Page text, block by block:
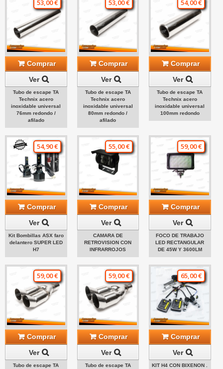
53,00 €
Comprar
Ver
Tubo de escape TA
Technix acero
inoxidable universal
76mm redondo /
afilado
53,00 €
Comprar
Ver
Tubo de escape TA
Technix acero
inoxidable universal
80mm redondo /
afilado
54,00 €
Comprar
Ver
Tubo de escape TA
Technix acero
inoxidable universal
100mm redondo
54,90 €
Comprar
Ver
Kit Bombillas ASX faro
delantero SUPER LED
H7
55,00 €
Comprar
Ver
CAMARA DE
RETROVISION CON
INFRARROJOS
59,00 €
Comprar
Ver
FOCO DE TRABAJO
LED RECTANGULAR
DE 45W Y 3600LM
59,00 €
Comprar
Ver
Tubo de escape TA
59,00 €
Comprar
Ver
Tubo de escape TA
65,00 €
Comprar
Ver
KIT H4 CON BIXENON .